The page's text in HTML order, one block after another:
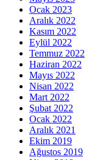
Ocak 2023
Aralık 2022
Kasım 2022
Eylül 2022
Temmuz 2022
Haziran 2022
Mayıs 2022
Nisan 2022
Mart 2022
Şubat 2022
Ocak 2022
Aralık 2021
Ekim 2019
Ağustos 2019